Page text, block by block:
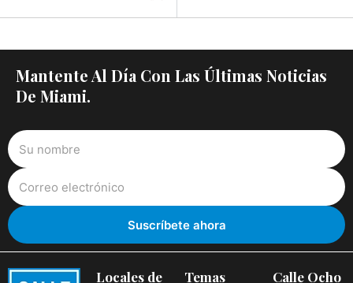
Mantente Al Día Con Las Últimas Noticias
De Miami.
Locales de Temas Calle Ocho